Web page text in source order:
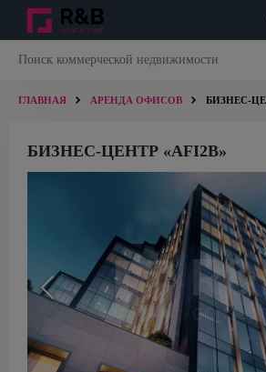
ГЛАВНАЯ АРЕНДА ОФИСОВ БИЗНЕС-
БИЗНЕС-ЦЕНТР «AFI2B»